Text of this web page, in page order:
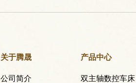
关于腾晟
公司简介
产品中心
双主轴数控车床